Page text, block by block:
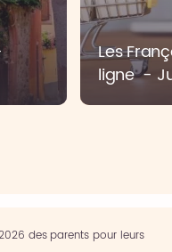
Les
ligne -
des parents pour leurs